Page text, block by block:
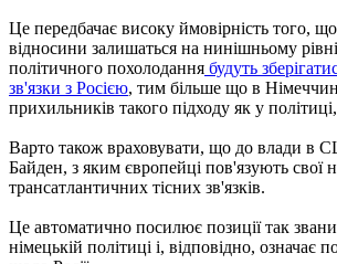
Це передбачає високу ймовірність того, що
відносини залишаться на нинішньому
політичного похолодання будуть
зв'язки з Росією, тим більше що в
прихильників такого підходу як у політиці,
Варто також враховувати, що до влади в
Байден, з яким європейці пов'язують свої
трансатлантичних тісних зв'язків.
Це автоматично посилює позиції так
німецькій політиці і, відповідно, означає